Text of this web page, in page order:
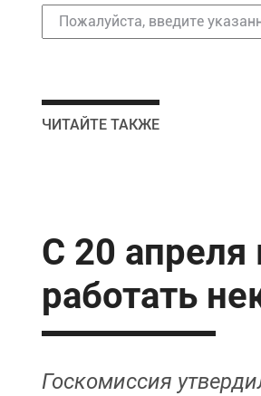
ЧИТАЙТЕ ТАКЖЕ
С 20
работать
Госкомиссия